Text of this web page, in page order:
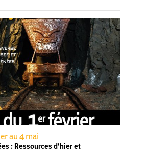
au 4 mai
: Ressources d'hier et